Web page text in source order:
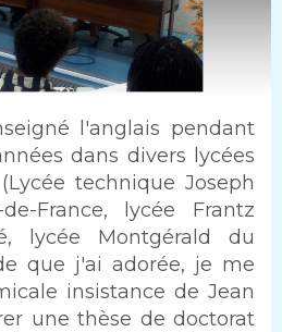
l'anglais pendant
dans divers lycées
technique Joseph
France, lycée Frantz
lycée Montgérald du
que j'ai adorée, je me
insistance de Jean
une thèse de doctorat